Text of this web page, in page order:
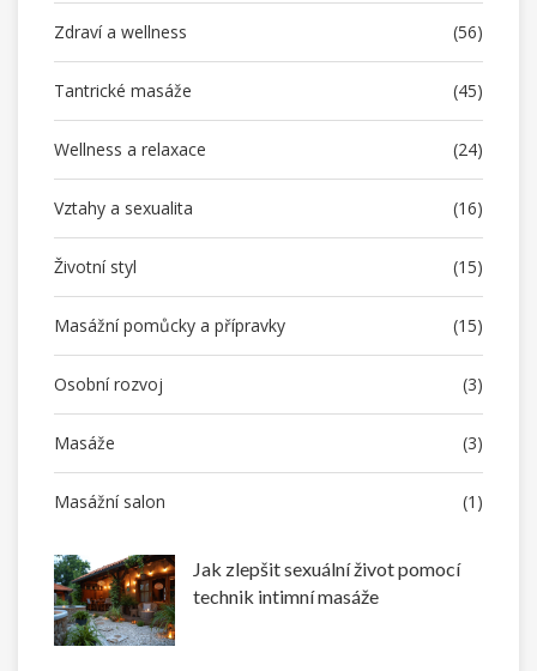
Zdraví a wellness (56)
Tantrické masáže (45)
Wellness a relaxace (24)
Vztahy a sexualita (16)
Životní styl (15)
Masážní pomůcky a přípravky (15)
Osobní rozvoj (3)
Masáže (3)
Masážní salon (1)
Jak zlepšit sexuální život pomocí
technik intimní masáže